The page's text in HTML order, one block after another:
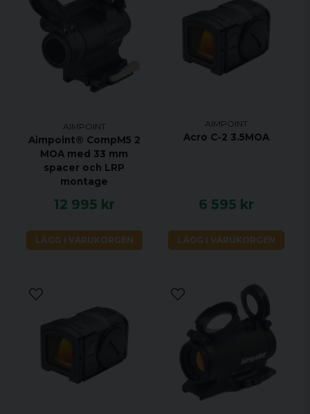
AIMPOINT
Aimpoint® CompM5 2
MOA med 33 mm
spacer och LRP
montage
12 995 kr
LÄGG I VARUKORGEN
AIMPOINT
Acro C-2 3.5MOA
6 595 kr
LÄGG I VARUKORGEN